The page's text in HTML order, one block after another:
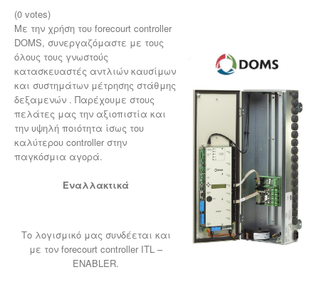
(0 votes)
Με την χρήση του forecourt controller
DOMS, συνεργαζόμαστε με τους
όλους τους γνωστούς
κατασκευαστές αντλιών καυσίμων
και συστημάτων μέτρησης στάθμης
δεξαμενών . Παρέχουμε στους
πελάτες μας την αξιοπιστία και
την υψηλή ποιότητα ίσως του
καλύτερου controller στην
παγκόσμια αγορά.
Εναλλακτικά
Το λογισμικό μας συνδέεται και
με τον forecourt controller ITL –
ENABLER.